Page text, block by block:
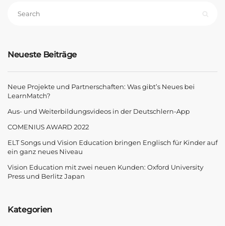
Neueste Beiträge
Neue Projekte und Partnerschaften: Was gibt’s Neues bei
LearnMatch?
Aus- und Weiterbildungsvideos in der Deutschlern-App
COMENIUS AWARD 2022
ELT Songs und Vision Education bringen Englisch für Kinder auf
ein ganz neues Niveau
Vision Education mit zwei neuen Kunden: Oxford University
Press und Berlitz Japan
Kategorien